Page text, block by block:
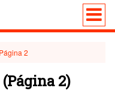
Página 2
(Página 2)